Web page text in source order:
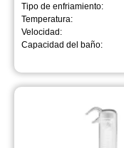
Tipo de enfriamiento:
Temperatura:
Velocidad:
Capacidad del baño: